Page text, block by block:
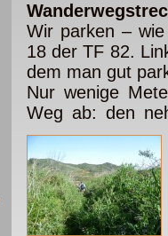
Wir parken –
18 der TF 82.
dem man gut
Nur wenige
Weg ab: den